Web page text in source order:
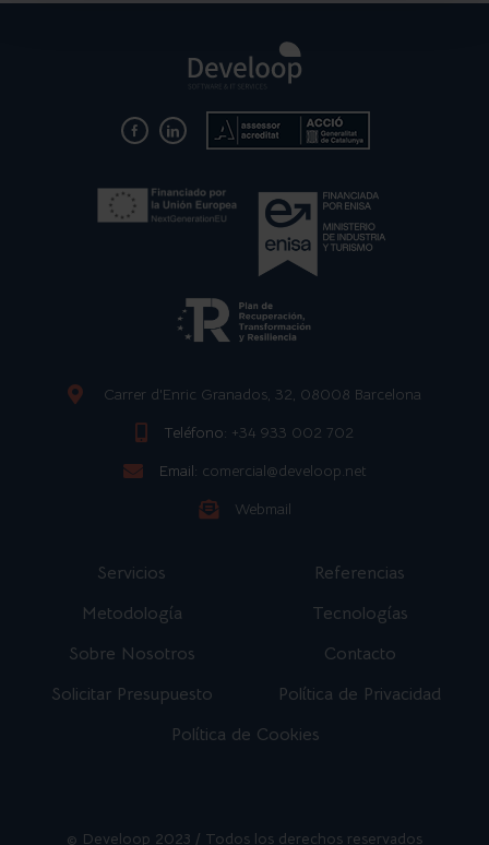
Carrer d'Enric Granados, 32, 08008 Barcelona
Teléfono: +34 933 002 702
Email: comercial@develoop.net
Webmail
Servicios
Referencias
Metodología
Tecnologías
Sobre Nosotros
Contacto
Solicitar Presupuesto
Política de Privacidad
Política de Cookies
© Develoop 2023 / Todos los derechos reservados